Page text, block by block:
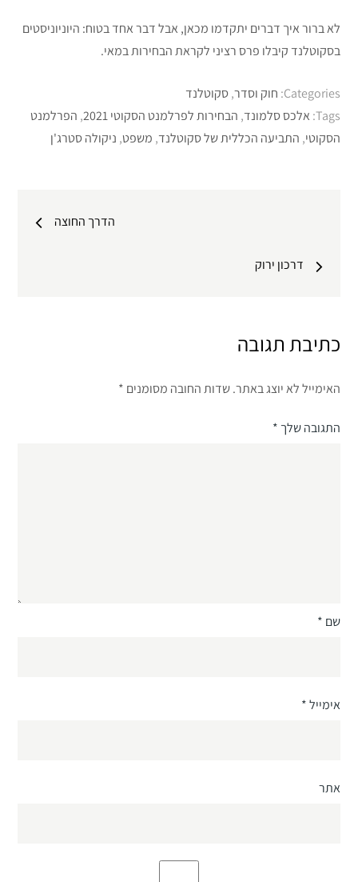
לא ברור איך דברים יתקדמו מכאן, אבל דבר אחד בטוח: היוניוניסטים
בסקוטלנד קיבלו פרס רציני לקראת הבחירות במאי.
Categories: חוק וסדר,סקוטלנד
Tags: אלכס סלמונד, הבחירות לפרלמנט הסקוטי 2021 , הפרלמנט
הסקוטי, התביעה הכללית של סקוטלנד, משפט, ניקולה סטרג'ן
הדרך החוצה
דרכון ירוק
כתיבת תגובה
האימייל לא יוצג באתר. שדות החובה מסומנים *
התגובה שלך*
שם *
אימייל*
אתר